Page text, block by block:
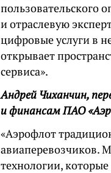
пользовательского
и отраслевую
цифровые услуги в
открывает
сервиса».
Андрей Чиханчин,
и финансам ПАО
«Аэрофлот
авиаперевозчиков.
технологии,